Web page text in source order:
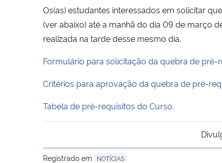
Os(as) estudantes interessados em solicitar
(ver abaixo) até a manhã do dia 09 de março
realizada na tarde desse mesmo dia.
Formulário para solicitação da quebra de pré-
Critérios para aprovação da quebra de pré-
Tabela de pré-requisitos do Curso.
Registrado em
NOTÍCIAS